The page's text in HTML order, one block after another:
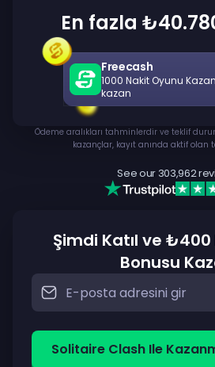
En fazla
Freecash
1000 Nakit Oyunu
kazan
Ödeme aralıkları tahminlerdir ve teklif
kazançlar, kayıt anında aktif olan
See our 303,962
Şimdi Katıl ve
Bonusu
Solitaire Clash Ile